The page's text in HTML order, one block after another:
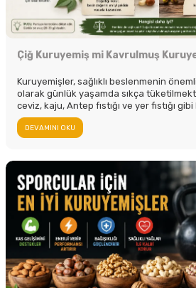
Çiğ Kuruyemiş mi Kavrulmuş
Kuruyemişler, sağlıklı beslenmenin
olarak günlük yaşamda sıkça
ceviz, kaju, Antep fıstığı ve yer fıstığı
hem lezzetleri hem de besin değerleri
edilmektedir.
DEVAMINI OKU